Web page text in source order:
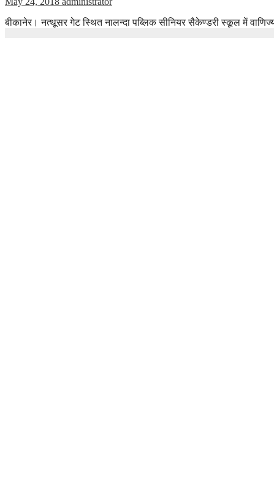
बीकानेर। नत्थूसर गेट स्थित नालन्दा पब्लिक सीनियर सैकेण्डरी स्कूल में